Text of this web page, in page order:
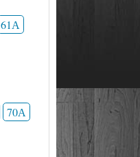
61А
70А